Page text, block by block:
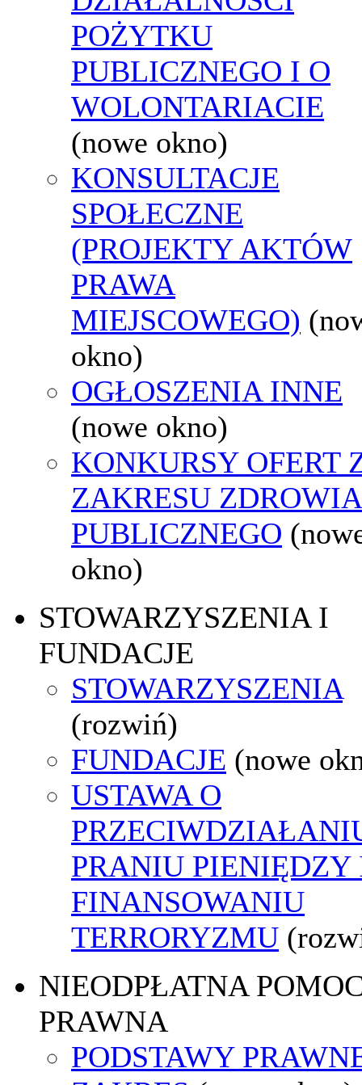
POŻYTKU
PUBLICZNEGO I O
WOLONTARIACIE
(nowe okno)
KONSULTACJE
SPOŁECZNE
(PROJEKTY AKTÓW
PRAWA
MIEJSCOWEGO)
okno)
OGŁOSZENIA INNE
(nowe okno)
KONKURSY OFERT
ZAKRESU ZDROWIA
PUBLICZNEGO
okno)
STOWARZYSZENIA I
FUNDACJE
STOWARZYSZENIA
(rozwiń)
FUNDACJE (nowe
USTAWA O
PRANIU PIENIĘDZY
FINANSOWANIU
TERRORYZMU
NIEODPŁATNA
PRAWNA
PODSTAWY